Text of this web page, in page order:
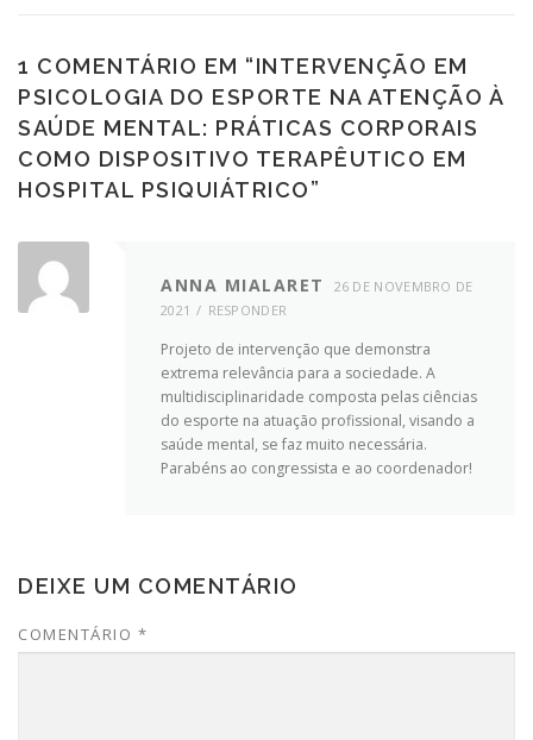
1 COMENTÁRIO EM “INTERVENÇÃO EM
PSICOLOGIA DO ESPORTE NA ATENÇÃO À
SAÚDE MENTAL: PRÁTICAS CORPORAIS
COMO DISPOSITIVO TERAPÊUTICO EM
HOSPITAL PSIQUIÁTRICO”
ANNA MIALARET
26 DE NOVEMBRO DE
2021
RESPONDER
Projeto de intervenção que demonstra
extrema relevância para a sociedade. A
multidisciplinaridade composta pelas ciências
do esporte na atuação profissional, visando a
saúde mental, se faz muito necessária.
Parabéns ao congressista e ao coordenador!
DEIXE UM COMENTÁRIO
COMENTÁRIO *